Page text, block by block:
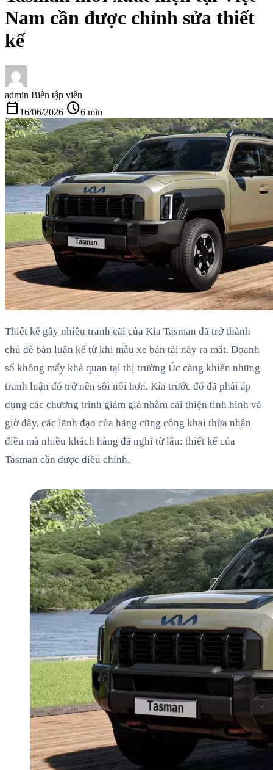
Nam cần được chỉnh sửa thiết
kế
admin Biên tập viên
calendar_today 16/06/2026 schedule6 min
Thiết kế gây nhiều tranh cãi của Kia Tasman đã trở thành
chủ đề bàn luận kể từ khi mẫu xe bán tải này ra mắt. Doanh
số không mấy khả quan tại thị trường Úc càng khiến những
tranh luận đó trở nên sôi nổi hơn. Kia trước đó đã phải áp
dụng các chương trình giảm giá nhằm cải thiện tình hình và
giờ đây, các lãnh đạo của hãng cũng công khai thừa nhận
điều mà nhiều khách hàng đã nghĩ từ lâu: thiết kế của
Tasman cần được điều chỉnh.